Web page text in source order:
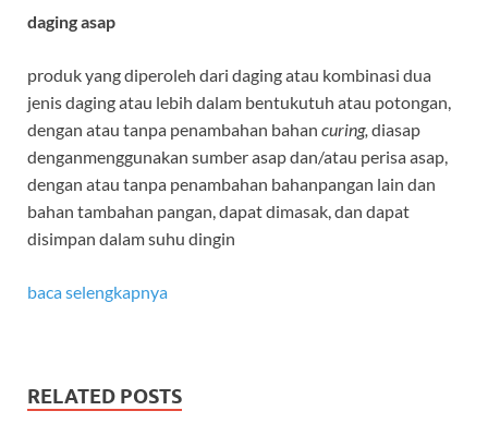
daging asap
produk yang diperoleh dari daging atau kombinasi dua
jenis daging atau lebih dalam bentukutuh atau potongan,
dengan atau tanpa penambahan bahan curing, diasap
denganmenggunakan sumber asap dan/atau perisa asap,
dengan atau tanpa penambahan bahanpangan lain dan
bahan tambahan pangan, dapat dimasak, dan dapat
disimpan dalam suhu dingin
baca selengkapnya
RELATED POSTS